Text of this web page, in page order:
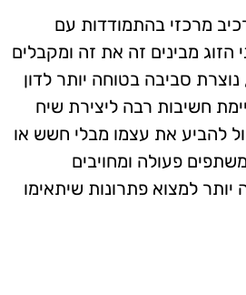
מרכזי בהתמודדות עם
הזוג מבינים זה את זה ומקבלים
סביבה בטוחה יותר לדון
חשיבות רבה ליצירת שיח
להביע את עצמו מבלי חשש או
פעולה ומחויבים
יותר למצוא פתרונות שיתאימו